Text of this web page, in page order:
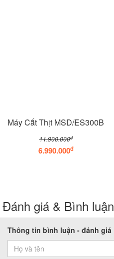
Máy Cắt Thịt MSD/ES300B
11.900.000đ
6.990.000đ
Đánh giá & Bình luận
Thông tin bình luận - đánh giá